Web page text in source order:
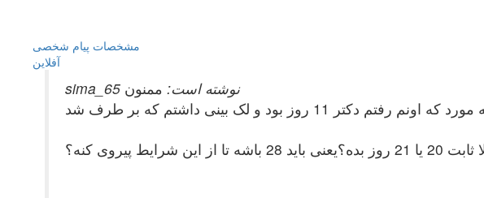
مشخصات پیام شخصی
آفلاين
sima_65 نوشته است: ممنون
باید 28 باشه تا از این شرایط پیروی کنه؟